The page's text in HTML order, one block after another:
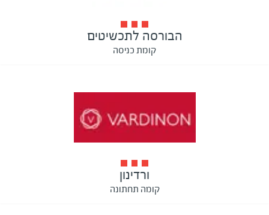
הבורסה לתכשיטים
קומת כניסה
ורדינון
קומה תחתונה